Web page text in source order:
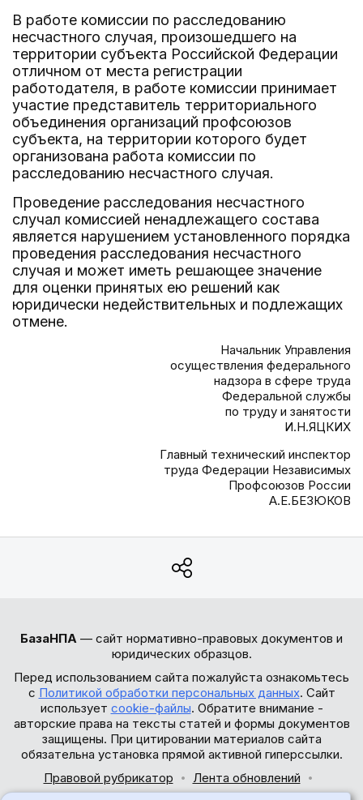
В работе комиссии по расследованию
несчастного случая, произошедшего на
территории субъекта Российской Федерации
отличном от места регистрации
работодателя, в работе комиссии принимает
участие представитель территориального
объединения организаций профсоюзов
субъекта, на территории которого будет
организована работа комиссии по
расследованию несчастного случая.
Проведение расследования несчастного
случал комиссией ненадлежащего состава
является нарушением установленного порядка
проведения расследования несчастного
случая и может иметь решающее значение
для оценки принятых ею решений как
юридически недействительных и подлежащих
отмене.
Начальник Управления
осуществления федерального
надзора в сфере труда
Федеральной службы
по труду и занятости
И.Н.ЯЦКИХ
Главный технический инспектор
труда Федерации Независимых
Профсоюзов России
А.Е.БЕЗЮКОВ
БазаНПА — сайт нормативно-правовых документов и
юридических образцов.
Перед использованием сайта пожалуйста ознакомьтесь
с Политикой обработки персональных данных. Сайт
использует cookie-файлы. Обратите внимание -
авторские права на тексты статей и формы документов
защищены. При цитировании материалов сайта
обязательна установка прямой активной гиперссылки.
Правовой рубрикатор
Лента обновлений